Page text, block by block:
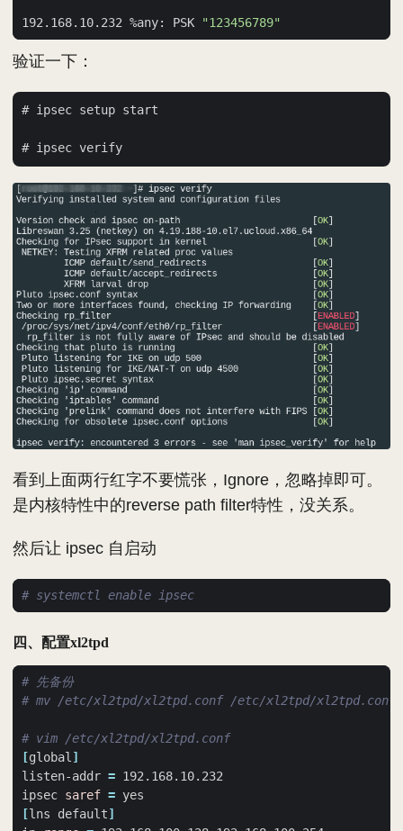
192.168.10.232 %any: PSK "123456789"
验证一下：
# ipsec setup start
看到上面两行红字不要慌张，Ignore，忽略掉即可。
是内核特性中的reverse path filter特性，没关系。
然后让 ipsec 自启动
# systemctl enable ipsec
四、配置xl2tpd
# 先备份
# mv /etc/xl2tpd/xl2tpd.conf /etc/xl2tpd/
# vim /etc/xl2tpd/xl2tpd.conf
[global ]
listen-addr =
ipsec saref =
[lns default]